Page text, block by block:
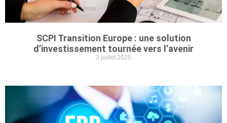
SCPI Transition Europe : une solution
d’investissement tournée vers l’avenir
3 juillet 2025